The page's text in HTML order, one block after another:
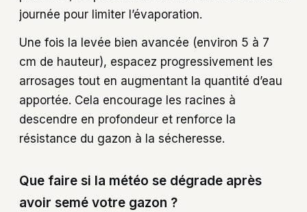
journée pour limiter l’évaporation.
Une fois la levée bien avancée (environ 5 à 7
cm de hauteur), espacez progressivement les
arrosages tout en augmentant la quantité d’eau
apportée. Cela encourage les racines à
descendre en profondeur et renforce la
résistance du gazon à la sécheresse.
Que faire si la météo se dégrade après
avoir semé votre gazon ?